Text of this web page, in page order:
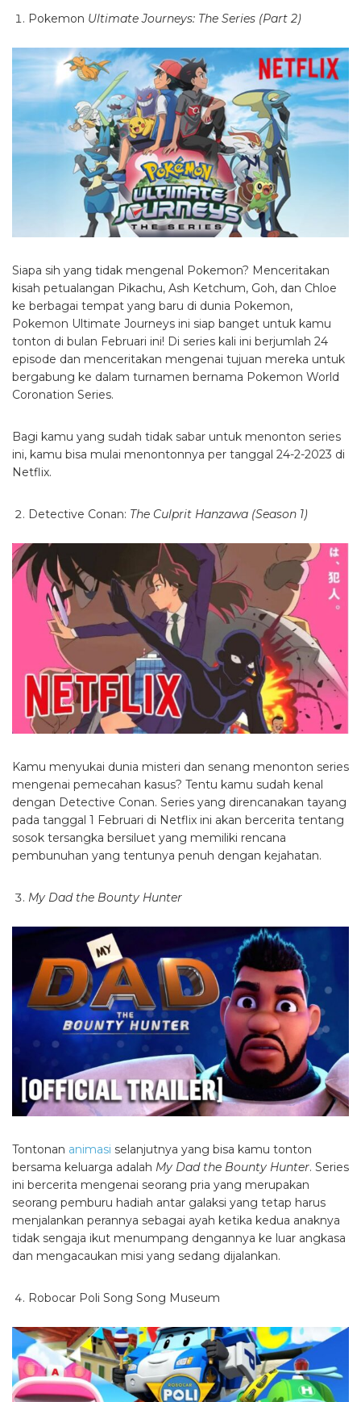
Pokemon Ultimate Journeys: The Series (Part 2)
Siapa sih yang tidak mengenal Pokemon? Menceritakan
kisah petualangan Pikachu, Ash Ketchum, Goh, dan Chloe
ke berbagai tempat yang baru di dunia Pokemon,
Pokemon Ultimate Journeys ini siap banget untuk kamu
tonton di bulan Februari ini! Di series kali ini berjumlah 24
episode dan menceritakan mengenai tujuan mereka untuk
bergabung ke dalam turnamen bernama Pokemon World
Coronation Series.
Bagi kamu yang sudah tidak sabar untuk menonton series
ini, kamu bisa mulai menontonnya per tanggal 24-2-2023 di
Netflix.
Detective Conan: The Culprit Hanzawa (Season 1)
Kamu menyukai dunia misteri dan senang menonton series
mengenai pemecahan kasus? Tentu kamu sudah kenal
dengan Detective Conan. Series yang direncanakan tayang
pada tanggal 1 Februari di Netflix ini akan bercerita tentang
sosok tersangka bersiluet yang memiliki rencana
pembunuhan yang tentunya penuh dengan kejahatan.
My Dad the Bounty Hunter
Tontonan animasi selanjutnya yang bisa kamu tonton
bersama keluarga adalah My Dad the Bounty Hunter. Series
ini bercerita mengenai seorang pria yang merupakan
seorang pemburu hadiah antar galaksi yang tetap harus
menjalankan perannya sebagai ayah ketika kedua anaknya
tidak sengaja ikut menumpang dengannya ke luar angkasa
dan mengacaukan misi yang sedang dijalankan.
Robocar Poli Song Song Museum